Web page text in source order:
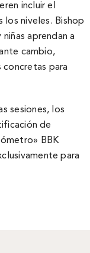
incluir el
niveles. Bishop
aprendan a
cambio,
para
sesiones, los
de
BBK
para